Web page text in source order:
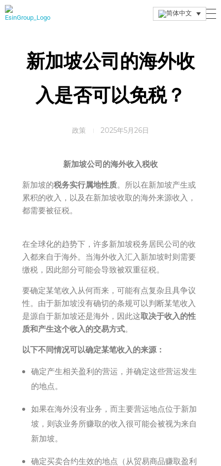
新加坡公司的海外收
入是否可以免税？
2025年5月26日
政策
新加坡公司的海外收入税收
新加坡的税务实行属地性质。所以在新加坡产生或
累积的收入，以及在新加坡收取的海外来源收入，
都需要被征税。
在全球化的趋势下，许多新加坡税务居民公司的收
入都来自于海外。当海外收入汇入新加坡时则需要
缴税，因此部分可能会导致被双重征税。
要确定某笔收入从何而来，可能有点复杂且具争议
性。由于新加坡没有确切的条规可以判断某笔收入
是源自于新加坡还是海外，因此这取决于收入的性
质和产生这个收入的交易方式。
以下不同情况可以确定某笔收入的来源：
确定产生相关盈利的营运，并确定这些营运发生
的地点。
如果在海外没有业务，而主要营运地点位于新加
坡，则该业务所赚取的收入很可能会被视为来自
新加坡。
确定买卖合约生效的地点（从贸易商品赚取盈利